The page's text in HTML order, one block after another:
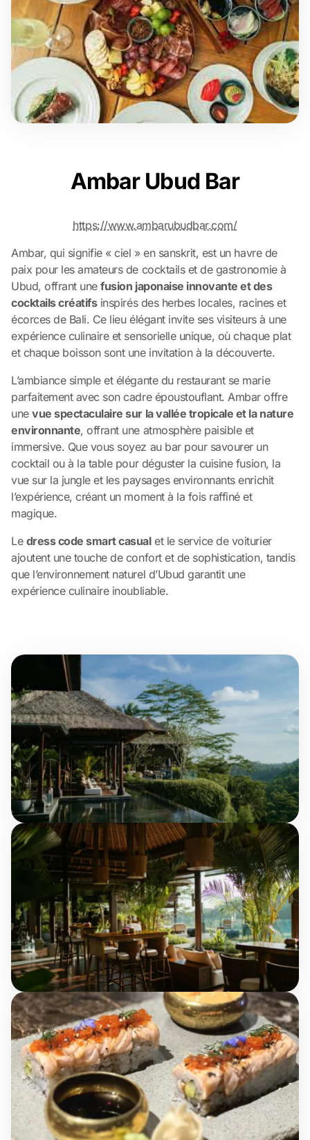
Ambar Ubud Bar
https://www.ambarubudbar.com/
Ambar, qui signifie « ciel » en sanskrit, est un havre de
paix pour les amateurs de cocktails et de gastronomie à
Ubud, offrant unefusion japonaise innovante et des
cocktails créatifsinspirés des herbes locales, racines et
écorces de Bali. Ce lieu élégant invite ses visiteurs à une
expérience culinaire et sensorielle unique, où chaque plat
et chaque boisson sont une invitation à la découverte.
L’ambiance simple et élégante du restaurant se marie
parfaitement avec son cadre époustouflant. Ambar offre
unevue spectaculaire sur la vallée tropicale et la nature
environnante, offrant une atmosphère paisible et
immersive. Que vous soyez au bar pour savourer un
cocktail ou à la table pour déguster la cuisine fusion, la
vue sur la jungle et les paysages environnants enrichit
l’expérience, créant un moment à la fois raffiné et
magique.
Le dress code smart casualet le service de voiturier
ajoutent une touche de confort et de sophistication, tandis
que l’environnement naturel d’Ubud garantit une
expérience culinaire inoubliable.